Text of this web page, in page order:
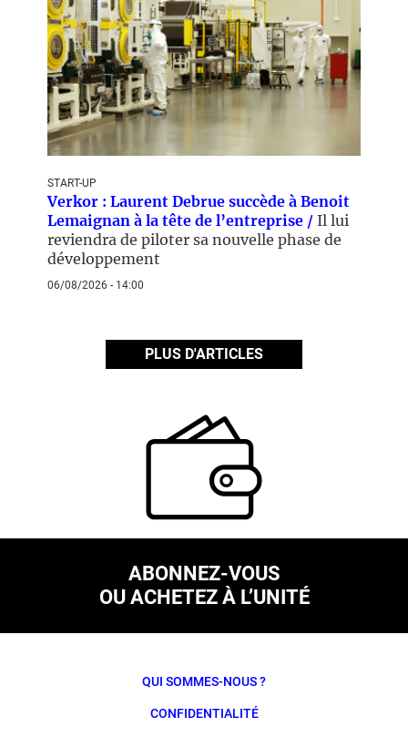
START-UP
Verkor : Laurent Debrue succède à Benoit
Lemaignan à la tête de l’entreprise / Il lui
reviendra de piloter sa nouvelle phase de
développement
06/08/2026 - 14:00
PLUS D'ARTICLES
ABONNEZ-VOUS
OU ACHETEZ À L’UNITÉ
QUI SOMMES-NOUS ?
CONFIDENTIALITÉ